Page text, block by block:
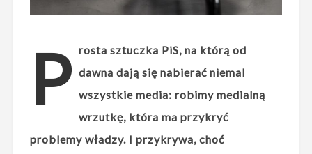
P rosta sztuczka PiS, na którą od
dawna dają się nabierać niemal
wszystkie media: robimy medialną
wrzutkę, która ma przykryć
problemy władzy. I przykrywa, choć